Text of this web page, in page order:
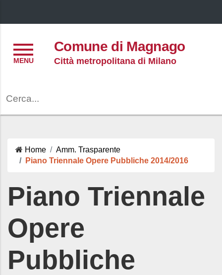
Comune di Magnago
Città metropolitana di Milano
Home
Amm. Trasparente
Piano Triennale Opere Pubbliche 2014/2016
Piano Triennale
Opere
Pubbliche